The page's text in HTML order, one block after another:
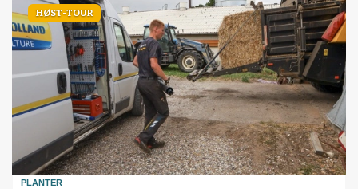
HØST-TOUR
PLANTER